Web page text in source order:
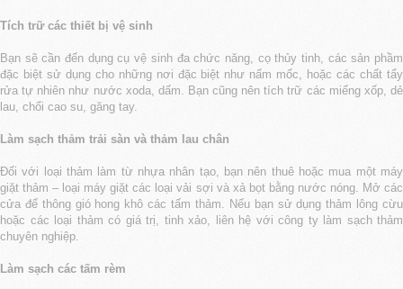
Tích trữ các thiết bị vệ sinh
Bạn sẽ cần đến dụng cụ vệ sinh đa chức năng, cọ thủy tinh, các sản phầm
đặc biệt sử dụng cho những nơi đặc biệt như nấm mốc, hoặc các chất tẩy
rửa tự nhiên như nước xoda, dấm. Bạn cũng nên tích trữ các miếng xốp, dẻ
lau, chổi cao su, găng tay.
Làm sạch thảm trải sàn và thảm lau chân
Đối với loại thảm làm từ nhựa nhân tạo, bạn nên thuê hoặc mua một máy
giặt thảm – loại máy giặt các loại vải sợi và xả bọt bằng nước nóng. Mở các
cửa để thông gió hong khô các tấm thảm. Nếu bạn sử dụng thảm lông cừu
hoặc các loại thảm có giá trị, tinh xảo, liên hệ với công ty làm sạch thảm
chuyên nghiệp.
Làm sạch các tấm rèm